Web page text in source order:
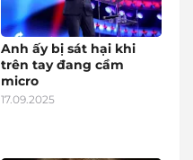
Anh ấy bị sát hại khi
trên tay đang cầm
micro
17.09.2025